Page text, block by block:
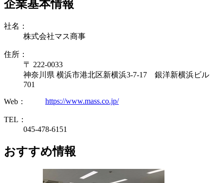
企業基本情報
社名：
株式会社マス商事
住所：
〒 222-0033
神奈川県 横浜市港北区新横浜3-7-17 銀洋新横浜ビル
701
Web： https://www.mass.co.jp/
TEL：
045-478-6151
おすすめ情報